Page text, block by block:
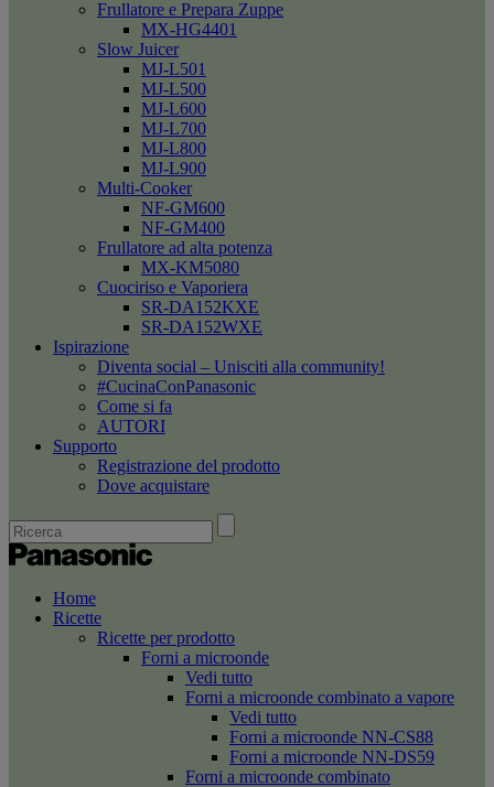
Frullatore e Prepara Zuppe
MX-HG4401
Slow Juicer
MJ-L501
MJ-L500
MJ-L600
MJ-L700
MJ-L800
MJ-L900
Multi-Cooker
NF-GM600
NF-GM400
Frullatore ad alta potenza
MX-KM5080
Cuociriso e Vaporiera
SR-DA152KXE
SR-DA152WXE
Ispirazione
Diventa social – Unisciti alla community!
#CucinaConPanasonic
Come si fa
AUTORI
Supporto
Registrazione del prodotto
Dove acquistare
Home
Ricette
Ricette per prodotto
Forni a microonde
Vedi tutto
Forni a microonde combinato a vapore
Vedi tutto
Forni a microonde NN-CS88
Forni a microonde NN-DS59
Forni a microonde combinato